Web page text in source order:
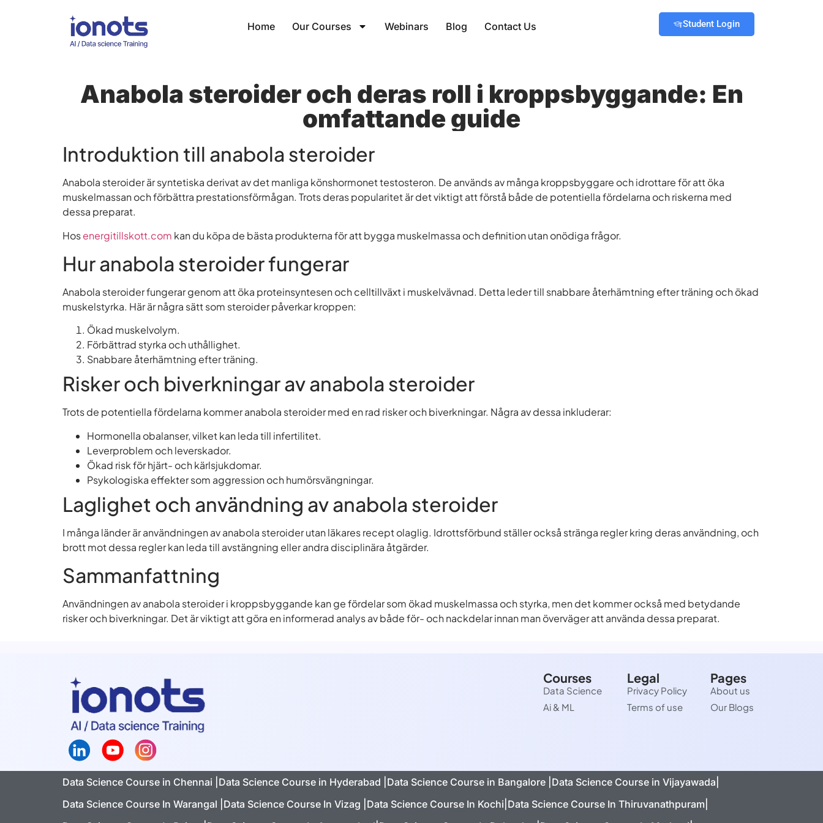
Home Our Courses Webinars Blog Contact Us Student Login
Anabola steroider och deras roll i kroppsbyggande: En
omfattande guide
Introduktion till anabola steroider
Anabola steroider är syntetiska derivat av det manliga könshormonet testosteron. De används av många kroppsbyggare och idrottare för att öka
muskelmassan och förbättra prestationsförmågan. Trots deras popularitet är det viktigt att förstå både de potentiella fördelarna och riskerna med
dessa preparat.
Hosenergitillskott.com kan du köpa de bästa produkterna för att bygga muskelmassa och definition utan onödiga frågor.
Hur anabola steroider fungerar
Anabola steroider fungerar genom att öka proteinsyntesen och celltillväxt i muskelvävnad. Detta leder till snabbare återhämtning efter träning och ökad
muskelstyrka. Här är några sätt som steroider påverkar kroppen:
Ökad muskelvolym.
Förbättrad styrka och uthållighet.
Snabbare återhämtning efter träning.
Risker och biverkningar av anabola steroider
Trots de potentiella fördelarna kommer anabola steroider med en rad risker och biverkningar. Några av dessa inkluderar:
Hormonella obalanser, vilket kan leda till infertilitet.
Leverproblem och leverskador.
Ökad risk för hjärt- och kärlsjukdomar.
Psykologiska effekter som aggression och humörsvängningar.
Laglighet och användning av anabola steroider
I många länder är användningen av anabola steroider utan läkares recept olaglig. Idrottsförbund ställer också stränga regler kring deras användning, och
brott mot dessa regler kan leda till avstängning eller andra disciplinära åtgärder.
Sammanfattning
Användningen av anabola steroider i kroppsbyggande kan ge fördelar som ökad muskelmassa och styrka, men det kommer också med betydande
risker och biverkningar. Det är viktigt att göra en informerad analys av både för- och nackdelar innan man överväger att använda dessa preparat.
Courses
Data Science
Ai & ML
Legal
Privacy Policy
Terms of use
Pages
About us
Our Blogs
Data Science Course in Chennai | Data Science Course in Hyderabad | Data Science Course in Bangalore | Data Science Course in Vijayawada|
Data Science Course In Warangal | Data Science Course In Vizag | Data Science Course In Kochi| Data Science Course In Thiruvanathpuram|